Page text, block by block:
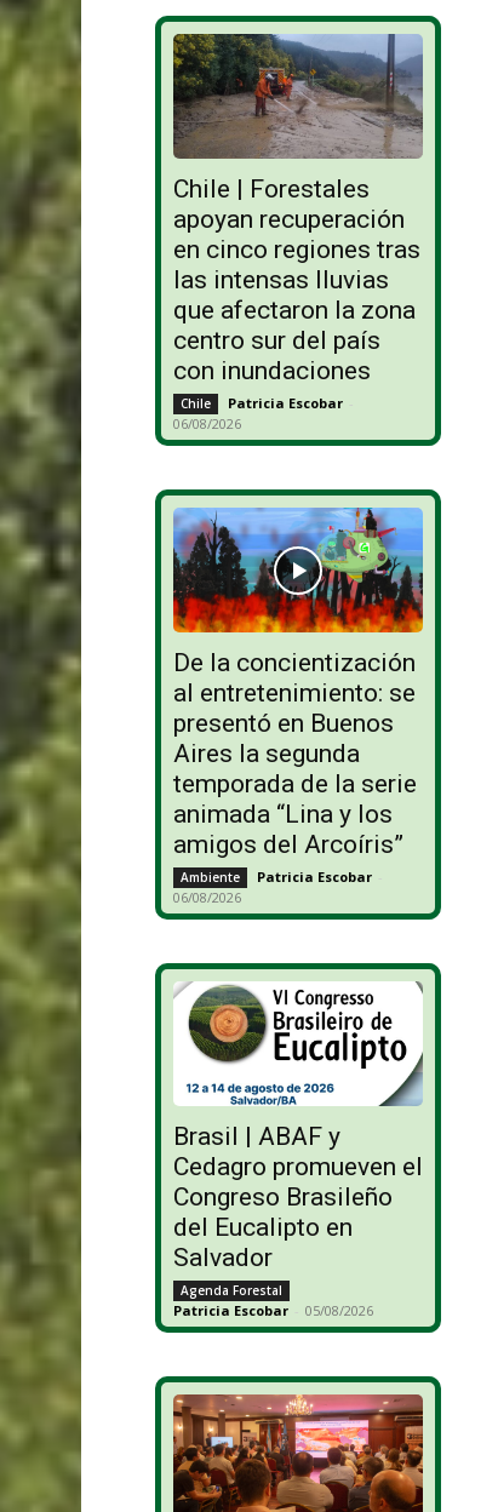
Chile | Forestales
apoyan recuperación
en cinco regiones tras
las intensas lluvias
que afectaron la zona
centro sur del país
con inundaciones
Chile Patricia Escobar -
06/08/2026
De la concientización
al entretenimiento: se
presentó en Buenos
Aires la segunda
temporada de la serie
animada “Lina y los
amigos del Arcoíris”
Ambiente Patricia Escobar -
06/08/2026
Brasil | ABAF y
Cedagro promueven el
Congreso Brasileño
del Eucalipto en
Salvador
Agenda Forestal
Patricia Escobar - 05/08/2026